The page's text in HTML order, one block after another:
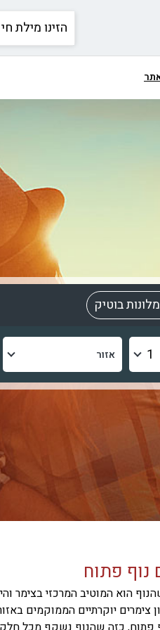
מלונות בוטיק
נוף פתוח
הוא המוטיב המרכזי בצימר
צימרים יוקרתיים הממוקמים